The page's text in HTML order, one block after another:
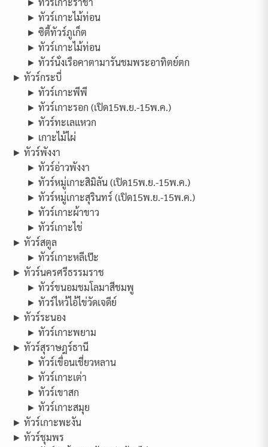
► ทัวร์เกาะไม้ท่อน
► ซิตี้ทัวร์ภูเก็ต
► ทัวร์เกาะไม้ท่อน
► ทัวร์นั่งเรือคาตามารันชมพระอาทิตย์ตก
► ทัวร์กระบี่
► ทัวร์เกาะพีพี
► ทัวร์เกาะรอก (เปิด15พ.ย.-15พ.ค.)
► ทัวร์ทะเลแหวก
► เกาะไม้ไผ่
► ทัวร์พังงา
► ทัวร์อ่าวพังงา
► ทัวร์หมู่เกาะสิมิลัน (เปิด15พ.ย.-15พ.ค.)
► ทัวร์หมู่เกาะสุรินทร์ (เปิด15พ.ย.-15พ.ค.)
► ทัวร์เกาะผ้าขาว
► ทัวร์เกาะไข่
► ทัวร์สตูล
► ทัวร์เกาะหลีเป๊ะ
► ทัวร์นครศรีธรรมราช
► ทัวร์ขนอมชมโลมาสีชมพู
► ทัวร์ไหว้ไอ้ไข่วัดเจดีย์
► ทัวร์ระนอง
► ทัวร์เกาะพยาม
► ทัวร์สุราษฎร์ธานี
► ทัวร์เขื่อนเชี่ยวหลาน
► ทัวร์เกาะเต่า
► ทัวร์เขาสก
► ทัวร์เกาะสมุย
► ทัวร์เกาะพะงัน
► ทัวร์ชุมพร